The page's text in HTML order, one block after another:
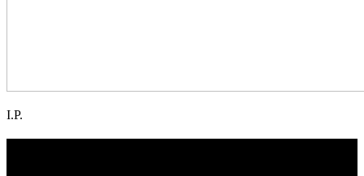
I.P.